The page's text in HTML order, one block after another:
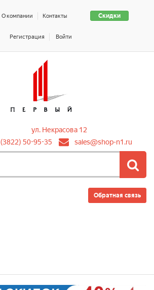
Скидки
О компании Контакты
Регистрация Войти
ул. Некрасова 12
(3822) 50-95-35
sales@shop-n1.ru
Обратная связь